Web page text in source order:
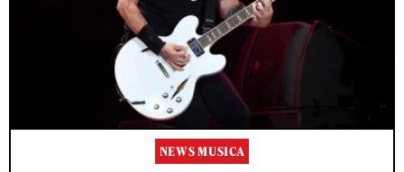
NEWS MUSICA